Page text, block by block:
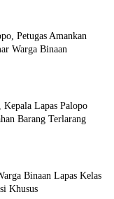
Petugas Amankan
Warga Binaan
Lapas Palopo
Barang Terlarang
Binaan Lapas Kelas
Khusus